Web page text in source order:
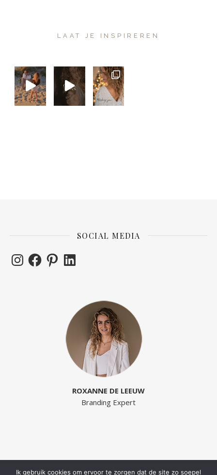
LAAT JE INSPIREREN
SOCIAL MEDIA
ROXANNE DE LEEUW
Branding Expert
Ik gebruik cookies om ervoor te zorgen dat de site zo soepel